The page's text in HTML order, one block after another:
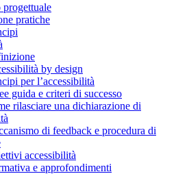
progettuale
pratiche
by design
per l’accessibilità
guida e criteri di successo
rilasciare una dichiarazione di
di feedback e procedura di
accessibilità
e approfondimenti